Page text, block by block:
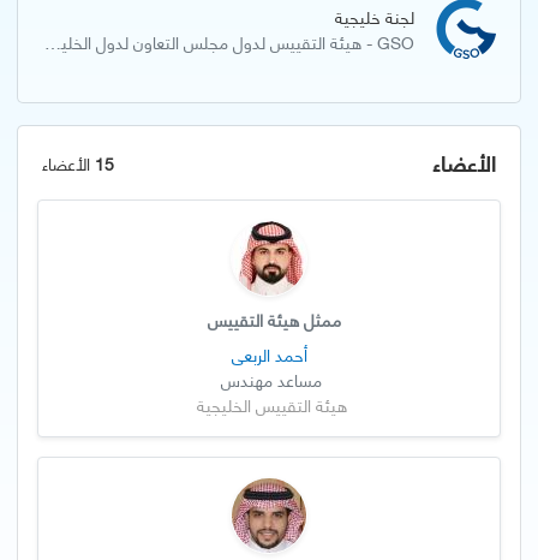
لجنة خليجية
GSO - هيئة التقييس لدول مجلس التعاون لدول الخليج العربية
الأعضاء 15 الأعضاء
ممثل هيئة التقييس
أحمد الربعي
مساعد مهندس
هيئة التقييس الخليجية